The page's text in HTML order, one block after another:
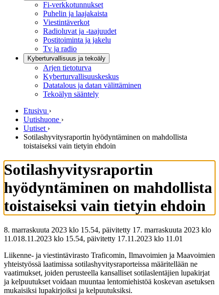
Fi-verkkotunnukset
Puhelin ja laajakaista
Viestintäverkot
Radioluvat ja -taajuudet
Postitoiminta ja jakelu
Tv ja radio
Kyberturvallisuus ja tekoäly
Arjen tietoturva
Kyberturvallisuuskeskus
Datatalous ja datan välittäminen
Tekoälyn sääntely
Etusivu ›
Uutishuone ›
Uutiset ›
Sotilashyvitysraportin hyödyntäminen on mahdollista
toistaiseksi vain tietyin ehdoin
Sotilashyvitysraportin
hyödyntäminen on mahdollista
toistaiseksi vain tietyin ehdoin
8. marraskuuta 2023 klo 15.54, päivitetty 17. marraskuuta 2023 klo
11.018.11.2023 klo 15.54, päivitetty 17.11.2023 klo 11.01
Liikenne- ja viestintävirasto Traficomin, Ilmavoimien ja Maavoimien
yhteistyössä laatimissa sotilashyvitysraporteissa määritellään ne
vaatimukset, joiden perusteella kansalliset sotilaslentäjien lupakirjat
ja kelpuutukset voidaan muuntaa lentomiehistöä koskevan asetuksen
mukaisiksi lupakirjoiksi ja kelpuutuksiksi.